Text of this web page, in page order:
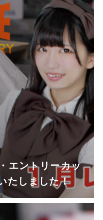
エントリーカッ
たしました！